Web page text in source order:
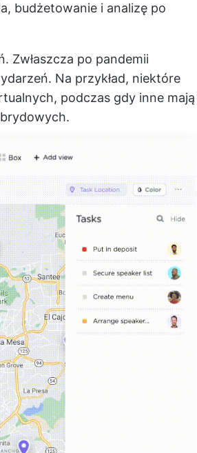
budżetowanie i analizę po
Zwłaszcza po pandemii
Na przykład, niektóre
podczas gdy inne mają